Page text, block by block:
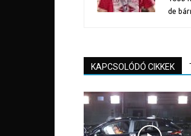
de
KAPCSOLÓDÓ CIKKEK